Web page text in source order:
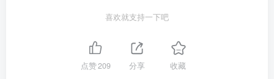
喜欢就支持一下吧
点赞209 分享 收藏